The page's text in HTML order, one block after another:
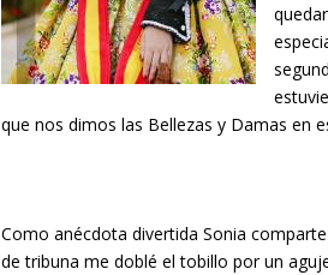
que nos dimos las Bellezas y Damas en
Como anécdota divertida Sonia
de tribuna me doblé el tobillo por un